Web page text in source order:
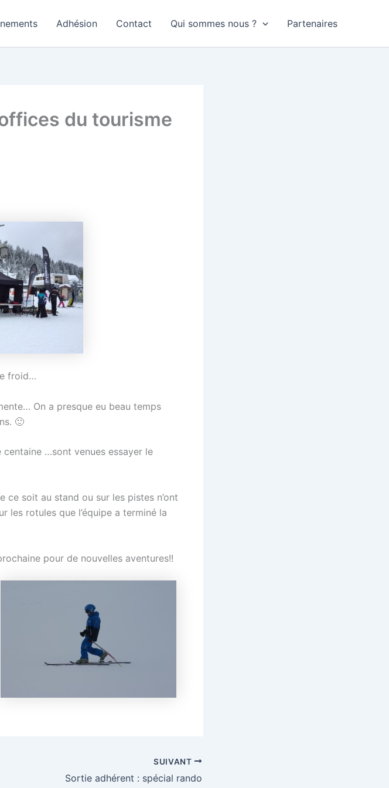
Adhésion Contact Qui sommes nous ? Partenaires
du tourisme
froid…
On a presque eu beau temps
🙂
…sont venues essayer le
ce soit au stand ou sur les pistes n’ont
les rotules que l’équipe a terminé la
pour de nouvelles aventures!!
SUIVANT
Sortie adhérent : spécial rando